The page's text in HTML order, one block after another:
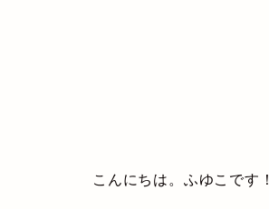
こんにちは。ふゆこです！